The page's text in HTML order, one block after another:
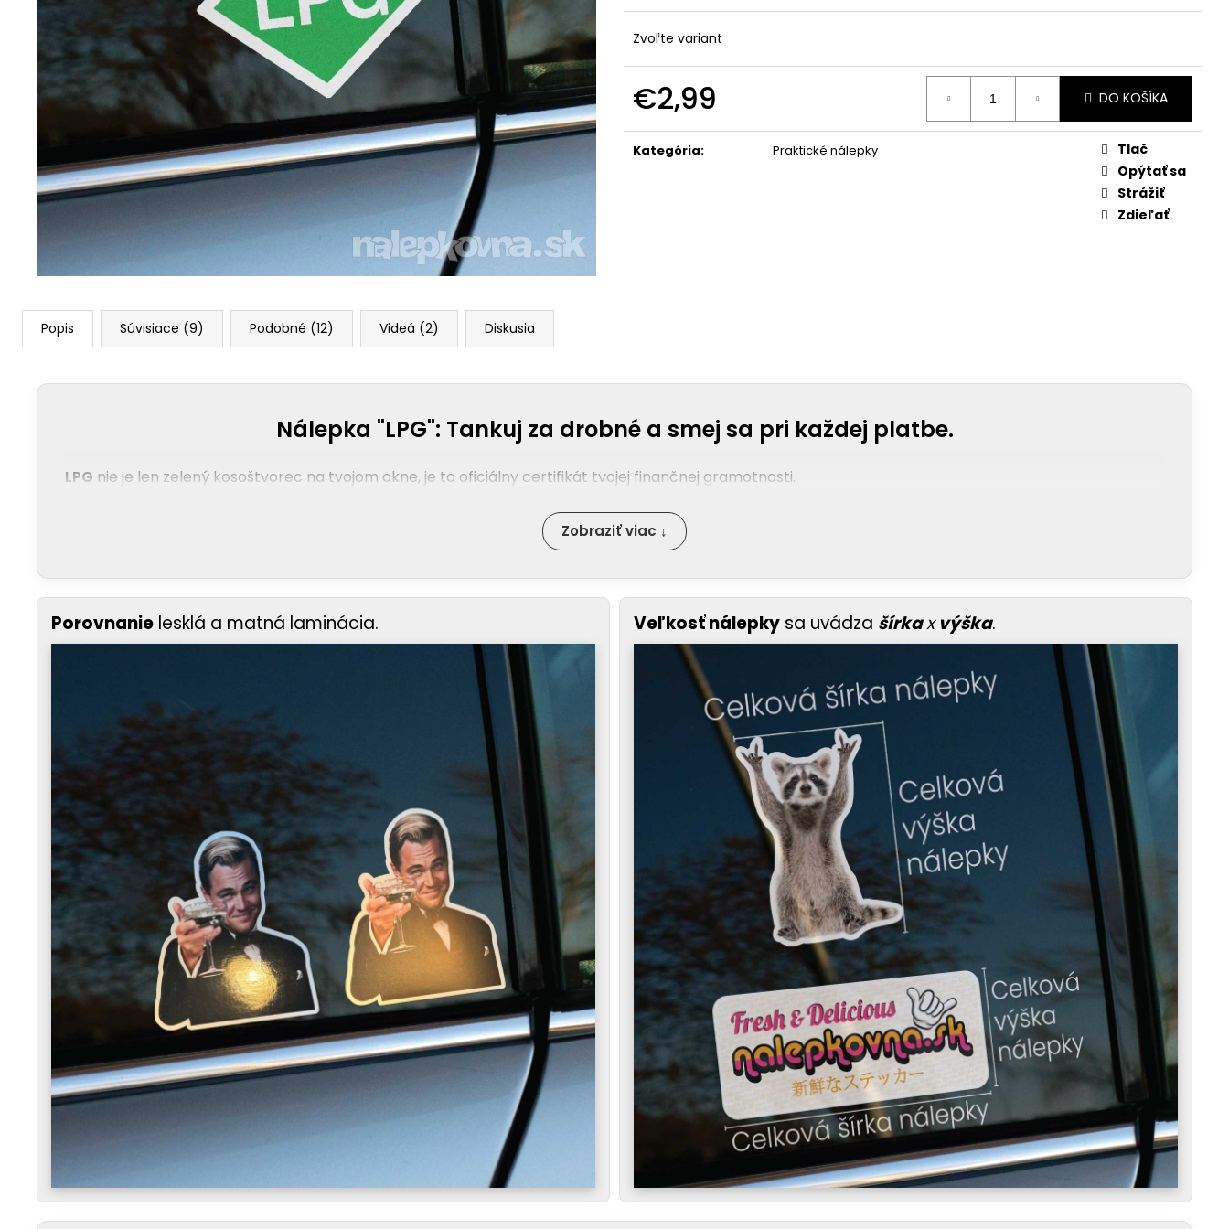
Zvoľte variant
€2,99
cena:
DO KOŠÍKA
Kategória: Praktické nálepky
Tlač
Opýtať sa
Strážiť
Zdieľať
Popis Súvisiace (9) Podobné (12) Videá (2) Diskusia
Nálepka "LPG": Tankuj za drobné a smej sa pri každej platbe.
LPG nie je len zelený kosoštvorec na tvojom okne, je to oficiálny certifikát tvojej finančnej gramotnosti.
Zobraziť viac ↓
Porovnanie lesklá a matná laminácia. Veľkosť nálepky sa uvádza šírkaxvýška.